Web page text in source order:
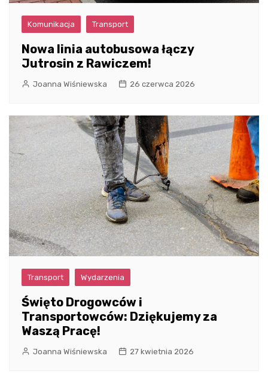
Komunikacja Transport
Nowa linia autobusowa łączy
Jutrosin z Rawiczem!
Joanna Wiśniewska 26 czerwca 2026
Transport Wydarzenia
Święto Drogowców i
Transportowców: Dziękujemy za
Waszą Pracę!
Joanna Wiśniewska 27 kwietnia 2026